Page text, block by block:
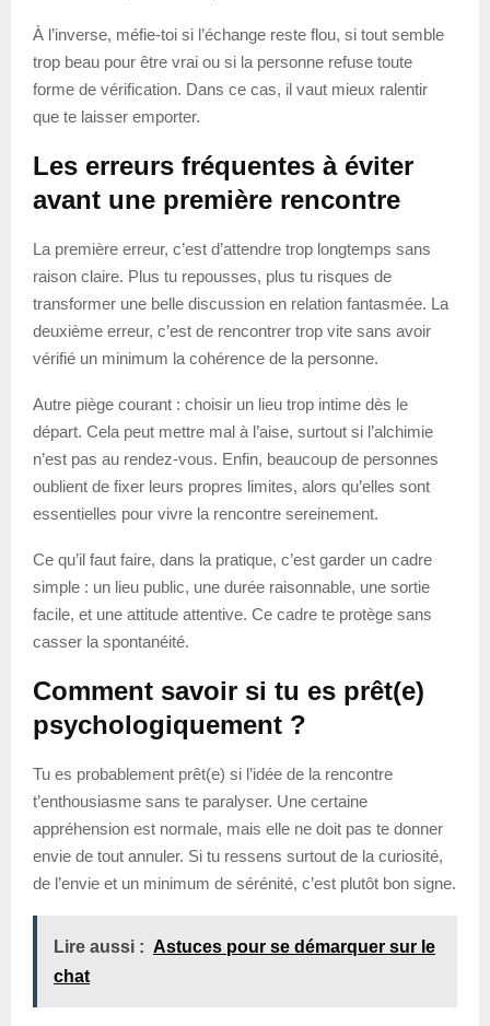
À l’inverse, méfie-toi si l’échange reste flou, si tout semble
trop beau pour être vrai ou si la personne refuse toute
forme de vérification. Dans ce cas, il vaut mieux ralentir
que te laisser emporter.
Les erreurs fréquentes à éviter
avant une première rencontre
La première erreur, c’est d’attendre trop longtemps sans
raison claire. Plus tu repousses, plus tu risques de
transformer une belle discussion en relation fantasmée. La
deuxième erreur, c’est de rencontrer trop vite sans avoir
vérifié un minimum la cohérence de la personne.
Autre piège courant : choisir un lieu trop intime dès le
départ. Cela peut mettre mal à l’aise, surtout si l’alchimie
n’est pas au rendez-vous. Enfin, beaucoup de personnes
oublient de fixer leurs propres limites, alors qu’elles sont
essentielles pour vivre la rencontre sereinement.
Ce qu’il faut faire, dans la pratique, c’est garder un cadre
simple : un lieu public, une durée raisonnable, une sortie
facile, et une attitude attentive. Ce cadre te protège sans
casser la spontanéité.
Comment savoir si tu es prêt(e)
psychologiquement ?
Tu es probablement prêt(e) si l’idée de la rencontre
t’enthousiasme sans te paralyser. Une certaine
appréhension est normale, mais elle ne doit pas te donner
envie de tout annuler. Si tu ressens surtout de la curiosité,
de l’envie et un minimum de sérénité, c’est plutôt bon signe.
Lire aussi : Astuces pour se démarquer sur le
chat